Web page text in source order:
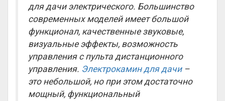
для дачи электрического. Большинство
современных моделей имеет большой
функционал, качественные звуковые,
визуальные эффекты, возможность
управления с пульта дистанционного
управления. Электрокамин для дачи–
это небольшой, но при этом достаточно
мощный, функциональный